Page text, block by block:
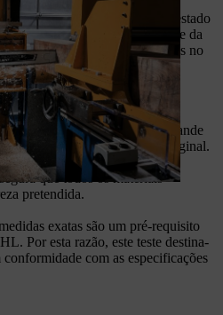
de ensaio de "kickback", é testado
da motosserra, da guia e da
Estes dados são incorporados no
que garantam a máxima
a rigidez da guia. As guias
sob o efeito de uma grande
regressar à sua posição reta original.
que todos os materiais
pretendida.
exatas são um pré-requisito
Por esta razão, este teste destina-
com as especificações